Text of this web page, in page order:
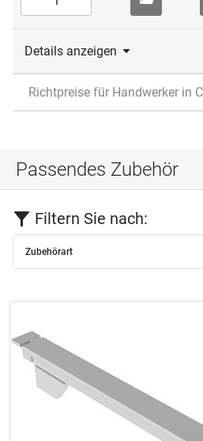
Details anzeigen
Richtpreise für Handwerker in
Passendes Zubehör
Filtern Sie nach:
Zubehörart